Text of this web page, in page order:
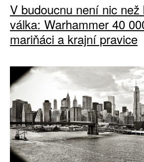
V budoucnu není nic
válka: Warhammer 40
mariňáci a krajní pravice